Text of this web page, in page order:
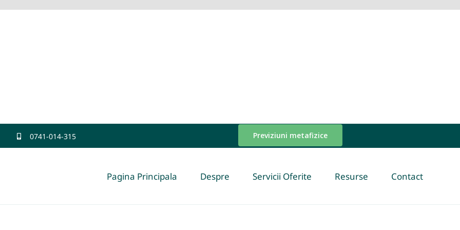
0741-014-315 Previziuni metafizice
Pagina Principala Despre Servicii Oferite Resurse Contact